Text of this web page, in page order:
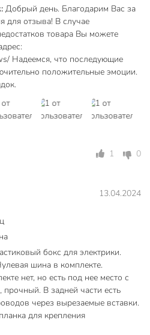
Добрый день. Благодарим Вас за
для отзыва! В случае
товара Вы можете
Надеемся, что последующие
положительные эмоции.
1 0
13.04.2024
бокс для электрики.
шина в комплекте.
нет, но есть под нее место с
В задней части есть
через вырезаемые вставки.
для крепления